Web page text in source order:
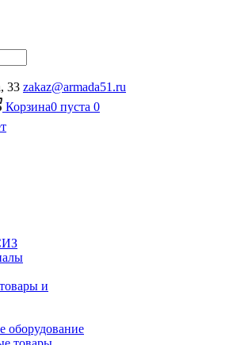
33 zakaz@armada51.ru
Корзина0 пуста 0
и
оборудование